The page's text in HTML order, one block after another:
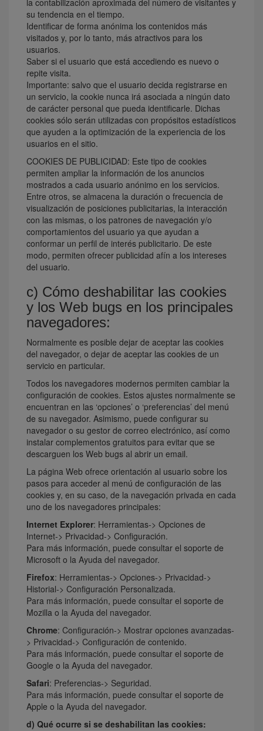
la contabilización aproximada del número de visitantes y
su tendencia en el tiempo.
Identificar de forma anónima los contenidos más
visitados y, por lo tanto, más atractivos para los
usuarios.
Saber si el usuario que está accediendo es nuevo o
repite visita.
Importante: salvo que el usuario decida registrarse en
un servicio, la cookie nunca irá asociada a ningún dato
de carácter personal que pueda identificarle. Dichas
cookies sólo serán utilizadas con propósitos estadísticos
que ayuden a la optimización de la experiencia de los
usuarios en el sitio.
COOKIES DE PUBLICIDAD: Este tipo de cookies
permiten ampliar la información de los anuncios
mostrados a cada usuario anónimo en los servicios.
Entre otros, se almacena la duración o frecuencia de
visualización de posiciones publicitarias, la interacción
con las mismas, o los patrones de navegación y/o
comportamientos del usuario ya que ayudan a
conformar un perfil de interés publicitario. De este
modo, permiten ofrecer publicidad afín a los intereses
del usuario.
c) Cómo deshabilitar las cookies
y los Web bugs en los principales
navegadores:
Normalmente es posible dejar de aceptar las cookies
del navegador, o dejar de aceptar las cookies de un
servicio en particular.
Todos los navegadores modernos permiten cambiar la
configuración de cookies. Estos ajustes normalmente se
encuentran en las ‘opciones’ o ‘preferencias’ del menú
de su navegador. Asimismo, puede configurar su
navegador o su gestor de correo electrónico, así como
instalar complementos gratuitos para evitar que se
descarguen los Web bugs al abrir un email.
La página Web ofrece orientación al usuario sobre los
pasos para acceder al menú de configuración de las
cookies y, en su caso, de la navegación privada en cada
uno de los navegadores principales:
Internet Explorer: Herramientas-> Opciones de
Internet-> Privacidad-> Configuración.
Para más información, puede consultar el soporte de
Microsoft o la Ayuda del navegador.
Firefox: Herramientas-> Opciones-> Privacidad->
Historial-> Configuración Personalizada.
Para más información, puede consultar el soporte de
Mozilla o la Ayuda del navegador.
Chrome: Configuración-> Mostrar opciones avanzadas-
> Privacidad-> Configuración de contenido.
Para más información, puede consultar el soporte de
Google o la Ayuda del navegador.
Safari: Preferencias-> Seguridad.
Para más información, puede consultar el soporte de
Apple o la Ayuda del navegador.
d) Qué ocurre si se deshabilitan las cookies: